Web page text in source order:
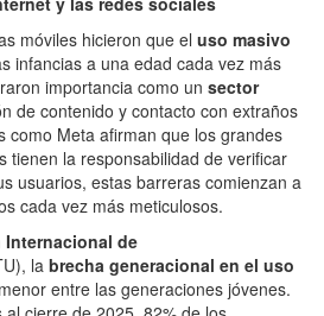
móviles hicieron que el uso masivo
infancias a una edad cada vez más
importancia como un sector
de contenido y contacto con extraños
como Meta afirman que los grandes
tienen la responsabilidad de verificar
usuarios, estas barreras comienzan a
cada vez más meticulosos.
Internacional de
la brecha generacional en el uso
entre las generaciones jóvenes.